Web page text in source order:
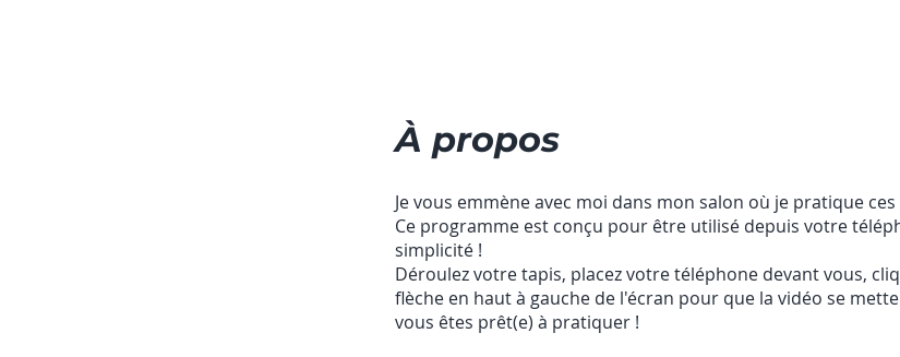
À propos
Je vous emmène avec moi dans mon salon où je pratique
Ce programme est conçu pour être utilisé depuis votre
simplicité !
Déroulez votre tapis, placez votre téléphone devant vous,
flèche en haut à gauche de l'écran pour que la vidéo se
vous êtes prêt(e) à pratiquer !